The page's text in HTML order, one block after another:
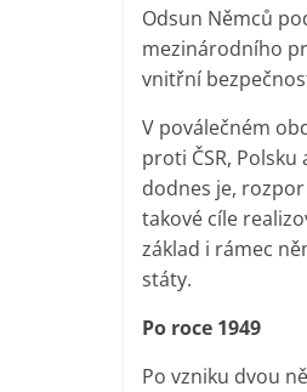
Odsun Němců
mezinárodního
vnitřní
V poválečném
proti ČSR,
dodnes je,
takové cíle
základ i rámec
státy.
Po roce 1949
Po vzniku dvou